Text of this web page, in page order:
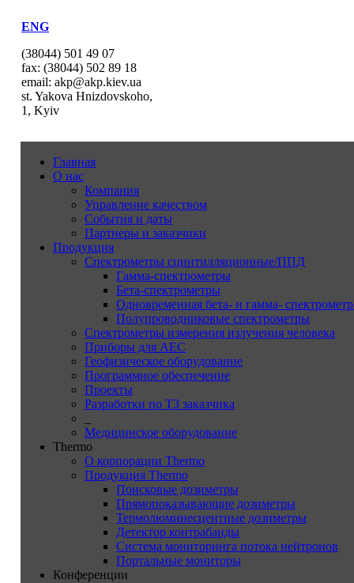
ENG
(38044) 501 49 07
fax: (38044) 502 89 18
email: akp@akp.kiev.ua
st. Yakova Hnizdovskoho,
1, Kyiv
Главная
О нас
Компания
Управление качеством
События и даты
Партнеры и заказчики
Продукция
Спектрометры сцинтилляционные/ППД
Гамма-спектрометры
Бета-спектрометры
Одновременная бета- и гамма-
Полупроводниковые спектрометры
Спектрометры измерения излучения человека
Приборы для АЕС
Геофизическое оборудование
Программное обеспечение
Проекты
Разработки по ТЗ заказчика
Медицинское оборудование
Thermo
О корпорации Thermo
Продукция Thermo
Поисковые дозиметры
Прямопоказывающие дозиметры
Термолюминесцентные дозиметры
Детектор контрабанды
Система мониторинга потока нейтронов
Портальные мониторы
Конференции